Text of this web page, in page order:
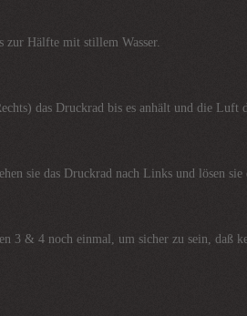
zur Hälfte mit stillem Wasser.
das Druckrad bis es anhält und die Luft
sie das Druckrad nach Links und lösen
3 & 4 noch einmal, um sicher zu sein, daß